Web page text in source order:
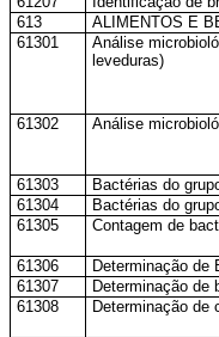
613
ALIMENTOS E
61301
Análise
leveduras)
61302 Análise
61303
Bactérias do
61304
Bactérias do
61305
Contagem de
61306
Determinação de
61307
Determinação de
61308
Determinação de